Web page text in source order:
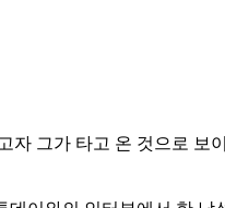
그가 타고 온 것으로